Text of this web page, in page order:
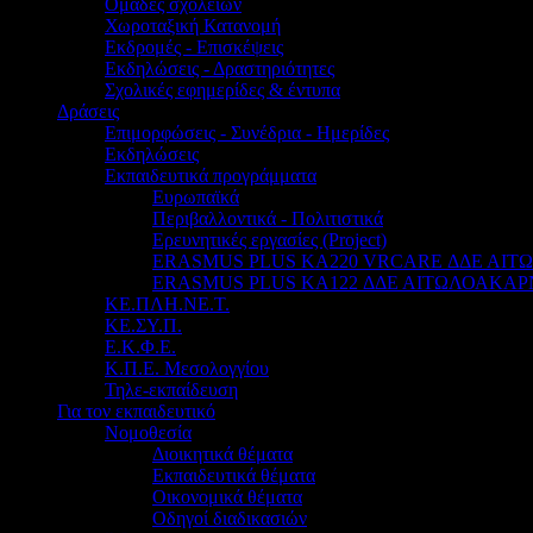
Χωροταξική Κατανομή
Εκδρομές - Επισκέψεις
Εκδηλώσεις - Δραστηριότητες
Σχολικές εφημερίδες & έντυπα
Δράσεις
Επιμορφώσεις - Συνέδρια - Ημερίδες
Εκδηλώσεις
Εκπαιδευτικά προγράμματα
Ευρωπαϊκά
Περιβαλλοντικά - Πολιτιστικά
Ερευνητικές εργασίες (Project)
ERASMUS PLUS KA220 VRCARE ΔΔΕ
ERASMUS PLUS KA122 ΔΔΕ
ΚΕ.ΠΛΗ.ΝΕ.Τ.
ΚΕ.ΣΥ.Π.
Ε.Κ.Φ.Ε.
Κ.Π.Ε. Μεσολογγίου
Τηλε-εκπαίδευση
Για τον εκπαιδευτικό
Νομοθεσία
Διοικητικά θέματα
Εκπαιδευτικά θέματα
Οικονομικά θέματα
Οδηγοί διαδικασιών